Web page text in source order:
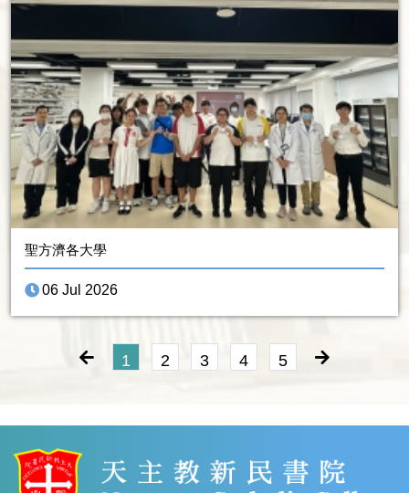
聖方濟各大學
06 Jul 2026
1 2 3 4 5